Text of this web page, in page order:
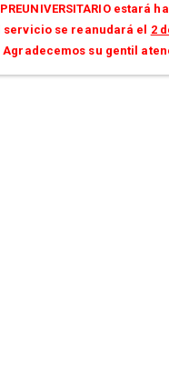
estará
servicio se reanudará el 2
Agradecemos su gentil